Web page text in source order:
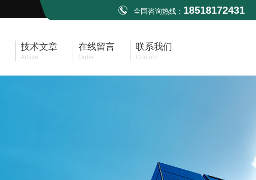
全国咨询热线： 18518172431
技术文章
Article
在线留言
Order
联系我们
Contact